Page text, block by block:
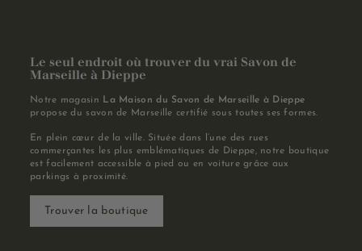
Le seul endroit où trouver du vrai Savon de
Marseille à Dieppe
Notre magasin La Maison du Savon de Marseille à Dieppe
propose du savon de Marseille certifié sous toutes ses formes.
En plein cœur de la ville. Située dans l’une des rues
commerçantes les plus emblématiques de Dieppe, notre boutique
est facilement accessible à pied ou en voiture grâce aux
parkings à proximité.
Trouver la boutique